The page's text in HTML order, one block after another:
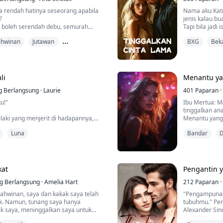
Yun Xiang melarikan diri
yang hendak pergi, dengan
berkata, “Yun Xiang, aku sudah
dia menggunakan segala cara,
untuk memastikan dia berada
rendah hatinya seseorang apabila
serendah debu, semurah
pedihnya mencintai seseorang yang
kamu berdarah dan
Jutawan
Nama aku
jenis kalau
Tapi bila jadi
Suami aku
Tapi
tak tahu.
melangkah
lain. Masa tu
Cukuplah.
BXG
Berlangsung · Laurie
yang menjerit di hadapannya,
menjadi luna yang baik, tetapi
dia tidak tahu di mana
Dewi Bulan merasa kasihan
kehidupan kedua.
Luna Laura, tetapi Laurel Miller,
tujuh belas tahun yang cantik
hidupnya.
Luna
Menantu
401 Paparan ·
Ibu Mertua:
tinggalkan
Menantu
hanya
Bandar
Berlangsung ·Amelia Hart
saya dan kakak saya telah
Namun, tunang saya hanya
saya, meninggalkan saya untuk
Pengantin
212 Paparan ·
tubuhmu."
Alexander